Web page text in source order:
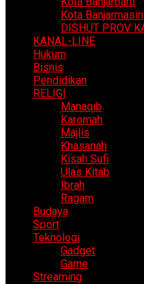
Kota Banjarmasin
DISHUT PROV
KANAL-LINE
Hukum
Bisnis
Pendidikan
RELIGI
Manaqib
Karomah
Majlis
Khasanah
Kisah Sufi
Ulas Kitab
Ibrah
Ragam
Budaya
Sport
Teknologi
Gadget
Game
Streaming